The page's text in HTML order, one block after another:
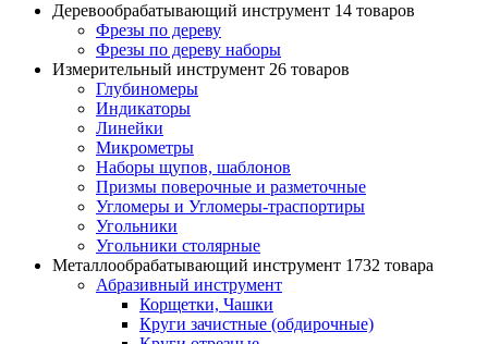
Деревообрабатывающий инструмент 14 товаров
Фрезы по дереву
Фрезы по дереву наборы
Измерительный инструмент 26 товаров
Глубиномеры
Индикаторы
Линейки
Микрометры
Наборы щупов, шаблонов
Призмы поверочные и разметочные
Угломеры и Угломеры-траспортиры
Угольники
Угольники столярные
Металлообрабатывающий инструмент 1732 товара
Абразивный инструмент
Корщетки, Чашки
Круги зачистные (обдирочные)